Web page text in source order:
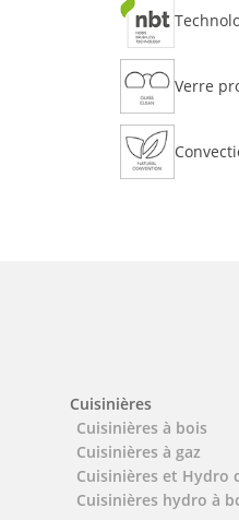
Verre
Cuisinières
Cuisinières à bois
Cuisinières à gaz
Cuisinières et Hydro
Cuisinières hydro à